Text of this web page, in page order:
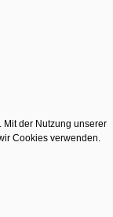
der Nutzung unserer
Cookies verwenden.